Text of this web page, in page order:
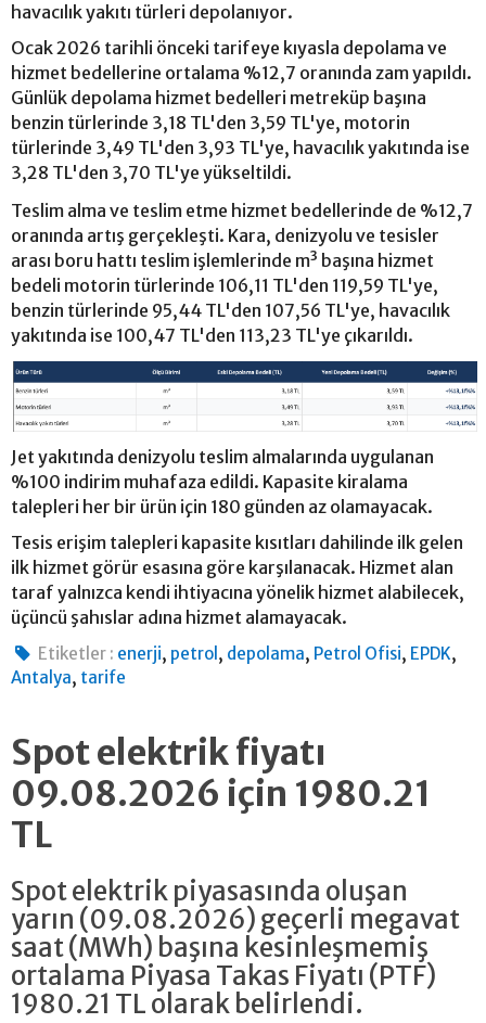
havacılık yakıtı türleri depolanıyor.
Ocak 2026 tarihli önceki tarifeye kıyasla depolama ve
hizmet bedellerine ortalama %12,7 oranında zam yapıldı.
Günlük depolama hizmet bedelleri metreküp başına
benzin türlerinde 3,18 TL'den 3,59 TL'ye, motorin
türlerinde 3,49 TL'den 3,93 TL'ye, havacılık yakıtında ise
3,28 TL'den 3,70 TL'ye yükseltildi.
Teslim alma ve teslim etme hizmet bedellerinde de %12,7
oranında artış gerçekleşti. Kara, denizyolu ve tesisler
arası boru hattı teslim işlemlerinde m³ başına hizmet
bedeli motorin türlerinde 106,11 TL'den 119,59 TL'ye,
benzin türlerinde 95,44 TL'den 107,56 TL'ye, havacılık
yakıtında ise 100,47 TL'den 113,23 TL'ye çıkarıldı.
Jet yakıtında denizyolu teslim almalarında uygulanan
%100 indirim muhafaza edildi. Kapasite kiralama
talepleri her bir ürün için 180 günden az olamayacak.
Tesis erişim talepleri kapasite kısıtları dahilinde ilk gelen
ilk hizmet görür esasına göre karşılanacak. Hizmet alan
taraf yalnızca kendi ihtiyacına yönelik hizmet alabilecek,
üçüncü şahıslar adına hizmet alamayacak.
Etiketler : enerji, petrol , depolama, Petrol Ofisi, EPDK,
Antalya, tarife
Spot elektrik fiyatı
09.08.2026 için 1980.21
TL
Spot elektrik piyasasında oluşan
yarın (09.08.2026) geçerli megavat
saat (MWh) başına kesinleşmemiş
ortalama Piyasa Takas Fiyatı (PTF)
1980.21 TL olarak belirlendi.